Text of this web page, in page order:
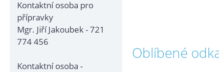
Kontaktní osoba pro
přípravky
Mgr. Jiří Jakoubek - 721
774 456
Kontaktní osoba -
Oblíbené